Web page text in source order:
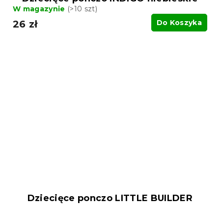
W magazynie (>10 szt)
26 zł Do Koszyka
Dziecięce ponczo LITTLE BUILDER